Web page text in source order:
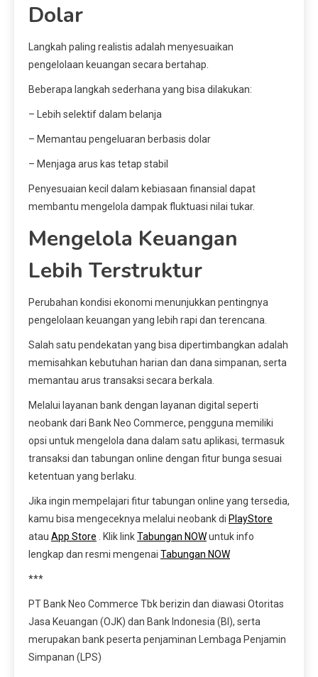
Dolar
Langkah paling realistis adalah menyesuaikan
pengelolaan keuangan secara bertahap.
Beberapa langkah sederhana yang bisa dilakukan:
– Lebih selektif dalam belanja
– Memantau pengeluaran berbasis dolar
– Menjaga arus kas tetap stabil
Penyesuaian kecil dalam kebiasaan finansial dapat
membantu mengelola dampak fluktuasi nilai tukar.
Mengelola Keuangan
Lebih Terstruktur
Perubahan kondisi ekonomi menunjukkan pentingnya
pengelolaan keuangan yang lebih rapi dan terencana.
Salah satu pendekatan yang bisa dipertimbangkan adalah
memisahkan kebutuhan harian dan dana simpanan, serta
memantau arus transaksi secara berkala.
Melalui layanan bank dengan layanan digital seperti
neobank dari Bank Neo Commerce, pengguna memiliki
opsi untuk mengelola dana dalam satu aplikasi, termasuk
transaksi dan tabungan online dengan fitur bunga sesuai
ketentuan yang berlaku.
Jika ingin mempelajari fitur tabungan online yang tersedia,
kamu bisa mengeceknya melalui neobank di PlayStore
atau App Store . Klik linkTabungan NOWuntuk info
lengkap dan resmi mengenai Tabungan NOW
***
PT Bank Neo Commerce Tbk berizin dan diawasi Otoritas
Jasa Keuangan (OJK) dan Bank Indonesia (BI), serta
merupakan bank peserta penjaminan Lembaga Penjamin
Simpanan (LPS)